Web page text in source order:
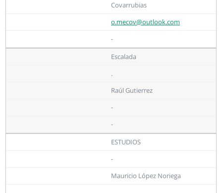
Covarrubias
o.mecov@outlook.com
-
Escalada
.
Raúl Gutierrez
-
-
ESTUDIOS
-
Mauricio López Noriega